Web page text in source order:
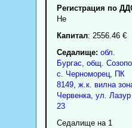
Регистрация по
Нe
Капитал: 2556.46 €
Седалище: обл.
Бургас общ.
с. Черноморец, ПК
8149, ж.к. вилна
Червенка, ул.
23
Седалище на 1